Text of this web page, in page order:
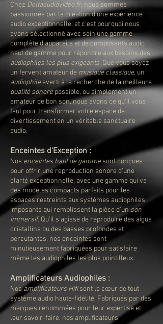
Chez Deltaaudiovideo.fr, nous sommes
passionnés par la création d'une expérience
audio exceptionnelle, et c'est pourquoi nous
avons sélectionné avec soin une gamme
complète d'appareils et de composants audio
haut de gamme pour répondre aux besoins des
audiophiles les plus exigeants. Que vous soyez
un fervent amateur de musique classique, un
audiophileaverti à la recherche de la meilleure
qualité sonorepossible, ou simplement un
amateur de bon son, nous avons ce qu'il vous
faut pour transformer votre espace de
divertissement en un véritable sanctuaire
audio.
Enceintes d'Exception :
Nos enceintes haut de gammesont conçues
pour offrir une reproduction sonore d'une
clarté exceptionnelle, avec une gamme qui va
des modèles compacts parfaits pour les
espaces restreints aux systèmes audiophiles
imposants qui remplissent la pièce d'un son
immersif. Qu'il s'agisse de reproduire des aigus
cristallins ou des basses profondes et
percutantes, nos enceintes sont
minutieusement fabriquées pour satisfaire
même les audiophiles les plus pointilleux.
Amplificateurs Audiophiles :
Nosamplificateurs Hifisont le cœur de tout
système audio haute-fidélité. Fabriqués par des
marques renommées pour leur expertise et
leur savoir-faire, nos amplificateurs